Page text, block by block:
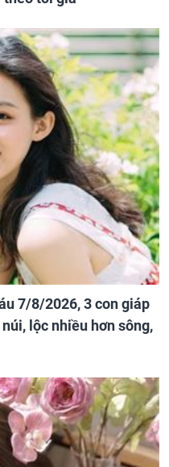
7/8/2026, 3 con giáp
lộc nhiều hơn sông,